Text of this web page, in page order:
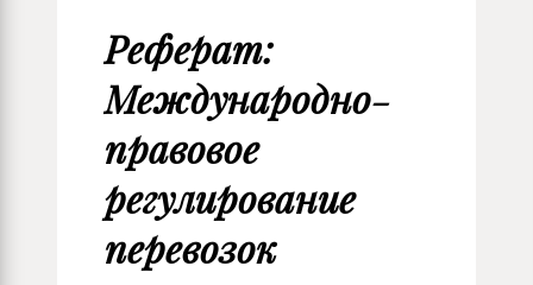
Реферат:
Международно-
правовое
регулирование
перевозок